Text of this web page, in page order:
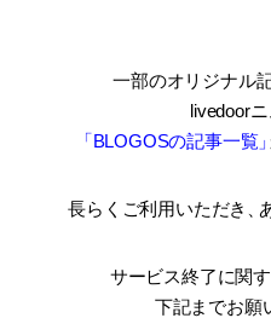
一部のオリジナル
livedoor
「BLOGOSの記事一覧」
長らくご利用いただき
サービス終了に関
下記までお願